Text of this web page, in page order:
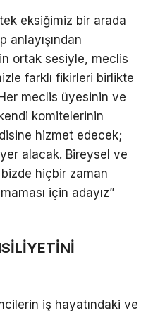
tek eksiğimiz bir arada
anlayışından
ortak sesiyle, meclis
farklı fikirleri birlikte
meclis üyesinin ve
komitelerinin
hizmet edecek;
alacak. Bireysel ve
hiçbir zaman
için adayız”
iş hayatındaki ve